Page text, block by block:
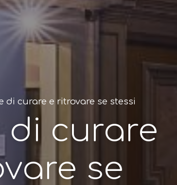
di curare e ritrovare se stessi
di curare
se